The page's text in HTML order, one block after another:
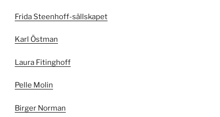
Frida Steenhoff-sällskapet
Karl Östman
Laura Fitinghoff
Pelle Molin
Birger Norman